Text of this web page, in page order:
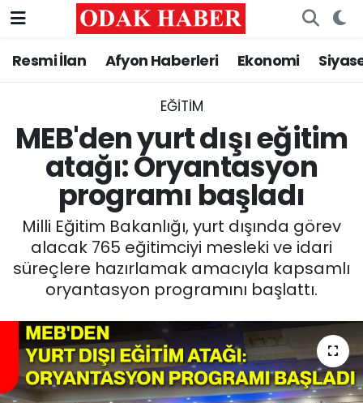
Resmi İlan Afyon Haberleri Ekonomi
EĞITIM
MEB'den yurt dışı eğitim
atağı: Oryantasyon
programı başladı
Milli Eğitim Bakanlığı, yurt dışında görev
alacak 765 eğitimciyi mesleki ve idari
süreçlere hazırlamak amacıyla kapsamlı
oryantasyon programını başlattı.
AFYONKARAHİSAR HABERLERİ
ASAYİŞ
GÜNCEL
SİYASET
EĞİTİM
SAĞLIK
SPOR
Nöbetçi Eczaneler
Trafik Durumu
Süper Lig Puan Durumu ve Fikstür
Tüm Manşetler
Son Dakika Haberleri